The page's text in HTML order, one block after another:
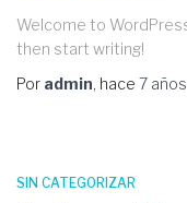
Welcome to
then start writing!
Por admin, hace 7 años
SIN CATEGORIZAR